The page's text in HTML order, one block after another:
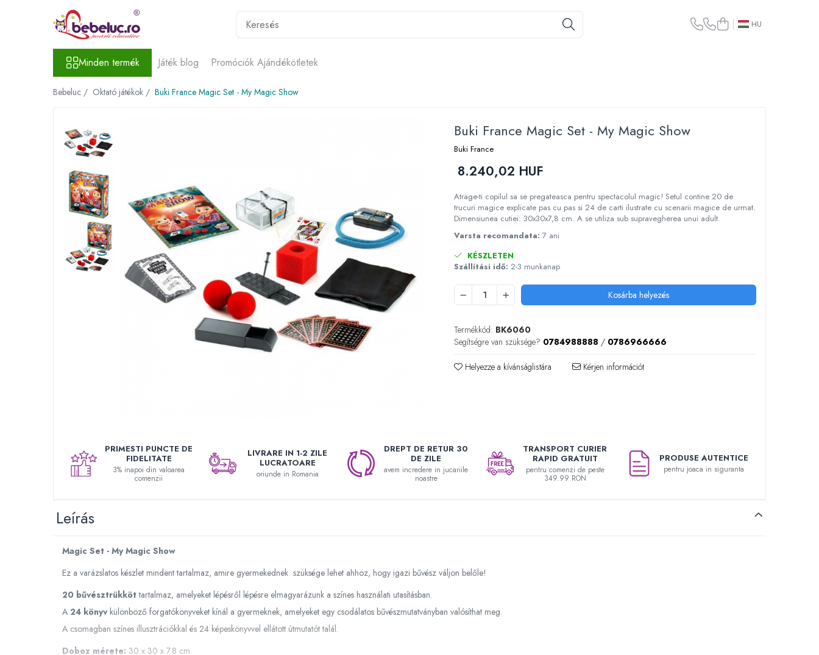
Minden termék
Játékok életkor szerint
Építő készletek gyerekeknek
Mágneses játékok
Az emberi test szervei
Kreativitást fejlesztő játékok
Gyerek munkapadok
Gyerek Halloween jelmezek
Háziállat figurák
Montessori játékok
Különleges igények és Down-
HU
Minden termék Játék blog Promóciók Ajándékötletek
Bebeluc / Oktató játékok / Buki France Magic Set - My Magic Show
Buki France Magic Set - My Magic Show
Buki France
8.240,02 HUF
Atrage-ti copilul sa se pregateasca pentru spectacolul magic! Setul contine 20 de
trucuri magice explicate pas cu pas si 24 de carti ilustrate cu scenarii magice de urmat.
Dimensiunea cutiei: 30x30x7,8 cm. A se utiliza sub supravegherea unui adult.
Varsta recomandata:7 ani
KÉSZLETEN
Szállítási idő: 2-3 munkanap
Kosárba helyezés
Termékkód: BK6060
Segítségre van szüksége? 0784988888 / 0786966666
Helyezze a kívánságlistára Kérjen információt
PRIMESTI PUNCTE DE
FIDELITATE
3% inapoi din valoarea
comenzii
LIVRARE IN 1-2 ZILE
LUCRATOARE
oriunde in Romania
DREPT DE RETUR 30
DE ZILE
avem incredere in jucariile
noastre
TRANSPORT CURIER
RAPID GRATUIT
pentru comenzi de peste
349.99 RON
PRODUSE AUTENTICE
pentru joaca in siguranta
Leírás
Magic Set - My Magic Show
Ez a varázslatos készlet mindent tartalmaz, amire gyermekednek szüksége lehet ahhoz, hogy igazi bűvész váljon belőle!
20 bűvésztrükköttartalmaz, amelyeket lépésről lépésre elmagyarázunk a színes használati utasításban.
A 24 könyvkülönböző forgatókönyveket kínál a gyermeknek, amelyeket egy csodálatos bűvészmutatványban valósíthat meg.
A csomagban színes illusztrációkkal és 24 képeskönyvvel ellátott útmutatót talál.
Doboz mérete: 30 x 30 x 7.8 cm